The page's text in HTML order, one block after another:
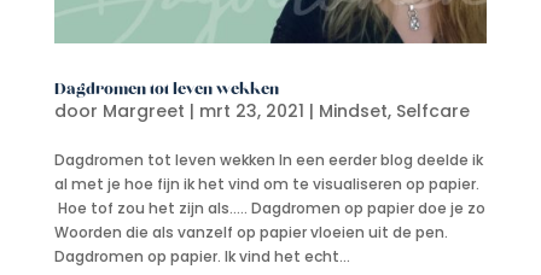
Dagdromen tot leven wekken
door Margreet | mrt 23, 2021 | Mindset, Selfcare
Dagdromen tot leven wekken In een eerder blog deelde ik
al met je hoe fijn ik het vind om te visualiseren op papier.
Hoe tof zou het zijn als….. Dagdromen op papier doe je zo
Woorden die als vanzelf op papier vloeien uit de pen.
Dagdromen op papier. Ik vind het echt...